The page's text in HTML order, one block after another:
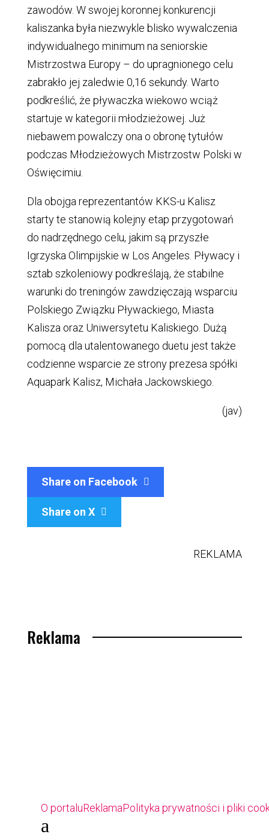
zawodów. W swojej koronnej konkurencji
kaliszanka była niezwykle blisko wywalczenia
indywidualnego minimum na seniorskie
Mistrzostwa Europy – do upragnionego celu
zabrakło jej zaledwie 0,16 sekundy. Warto
podkreślić, że pływaczka wiekowo wciąż
startuje w kategorii młodzieżowej. Już
niebawem powalczy ona o obronę tytułów
podczas Młodzieżowych Mistrzostw Polski w
Oświęcimiu.
Dla obojga reprezentantów KKS-u Kalisz
starty te stanowią kolejny etap przygotowań
do nadrzędnego celu, jakim są przyszłe
Igrzyska Olimpijskie w Los Angeles. Pływacy i
sztab szkoleniowy podkreślają, że stabilne
warunki do treningów zawdzięczają wsparciu
Polskiego Związku Pływackiego, Miasta
Kalisza oraz Uniwersytetu Kaliskiego. Dużą
pomocą dla utalentowanego duetu jest także
codzienne wsparcie ze strony prezesa spółki
Aquapark Kalisz, Michała Jackowskiego.
(jav)
Share on Facebook
Share on X 
REKLAMA
Reklama
O portaluReklamaPolityka prywatności i pliki
a